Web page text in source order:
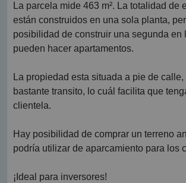
La parcela mide 463 m². La totalidad de
están construidos en una sola planta,
posibilidad de construir una segunda en
pueden hacer apartamentos.
La propiedad esta situada a pie de
bastante transito, lo cuál facilita que
clientela.
Hay posibilidad de comprar un terreno
podría utilizar de aparcamiento para los
¡Ideal para inversores!